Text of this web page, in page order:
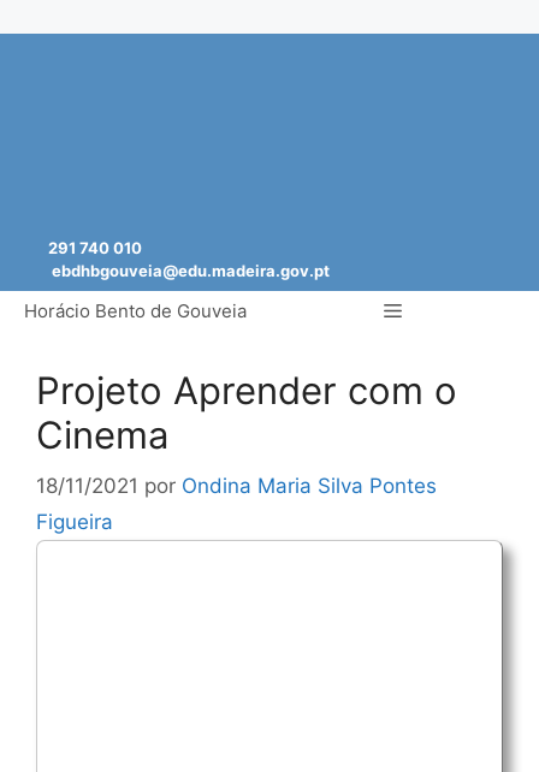
291 740 010
ebdhbgouveia@edu.madeira.gov.pt
Horácio Bento de Gouveia Menu
Projeto Aprender com o
Cinema
18/11/2021 por Ondina Maria Silva Pontes
Figueira